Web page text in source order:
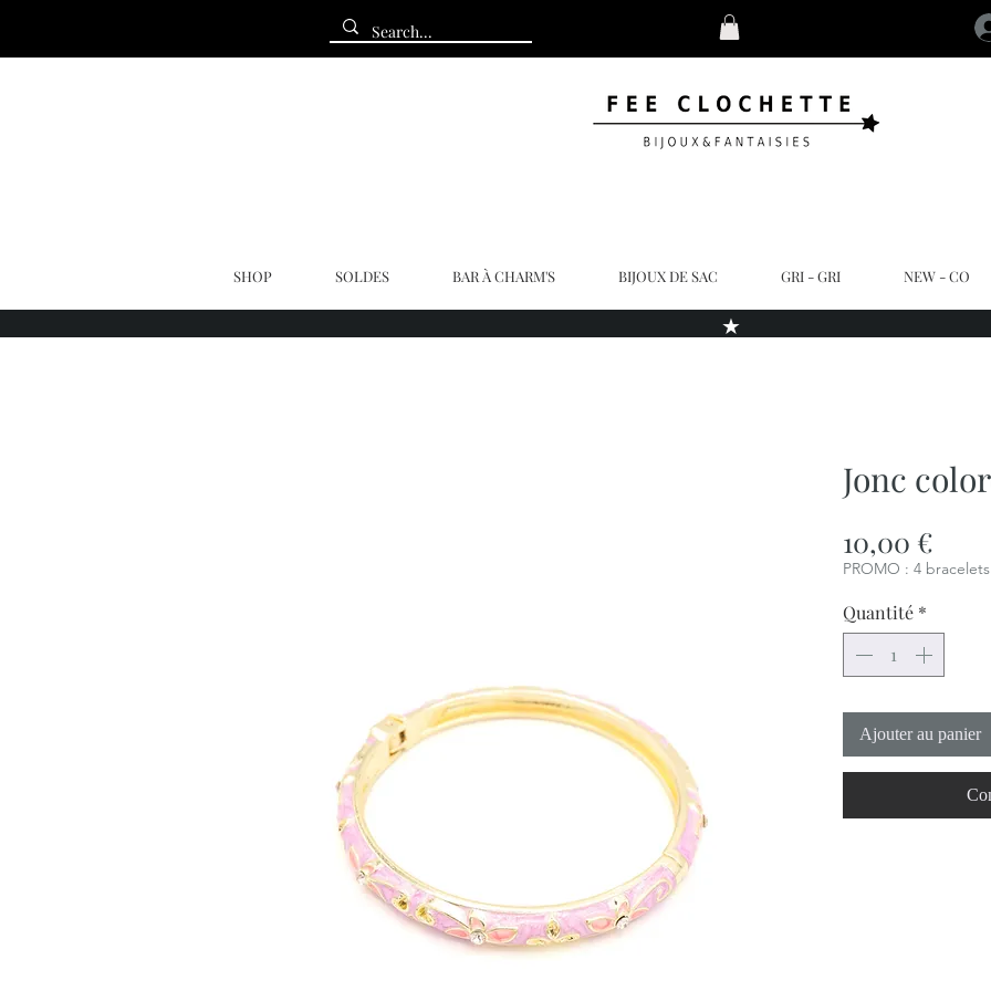
SHOP SOLDES BAR À CHARM'S BIJOUX DE SAC GRI - GRI NEW - CO
Jonc
10,00 €
PROMO : 4
Quantité *
Ajouter au panier
★